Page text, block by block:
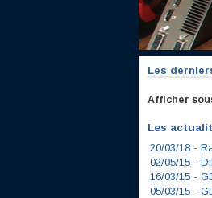
Les
Afficher
Les
20/03/18 -
02/05/15 -
16/03/15 -
05/03/15 -